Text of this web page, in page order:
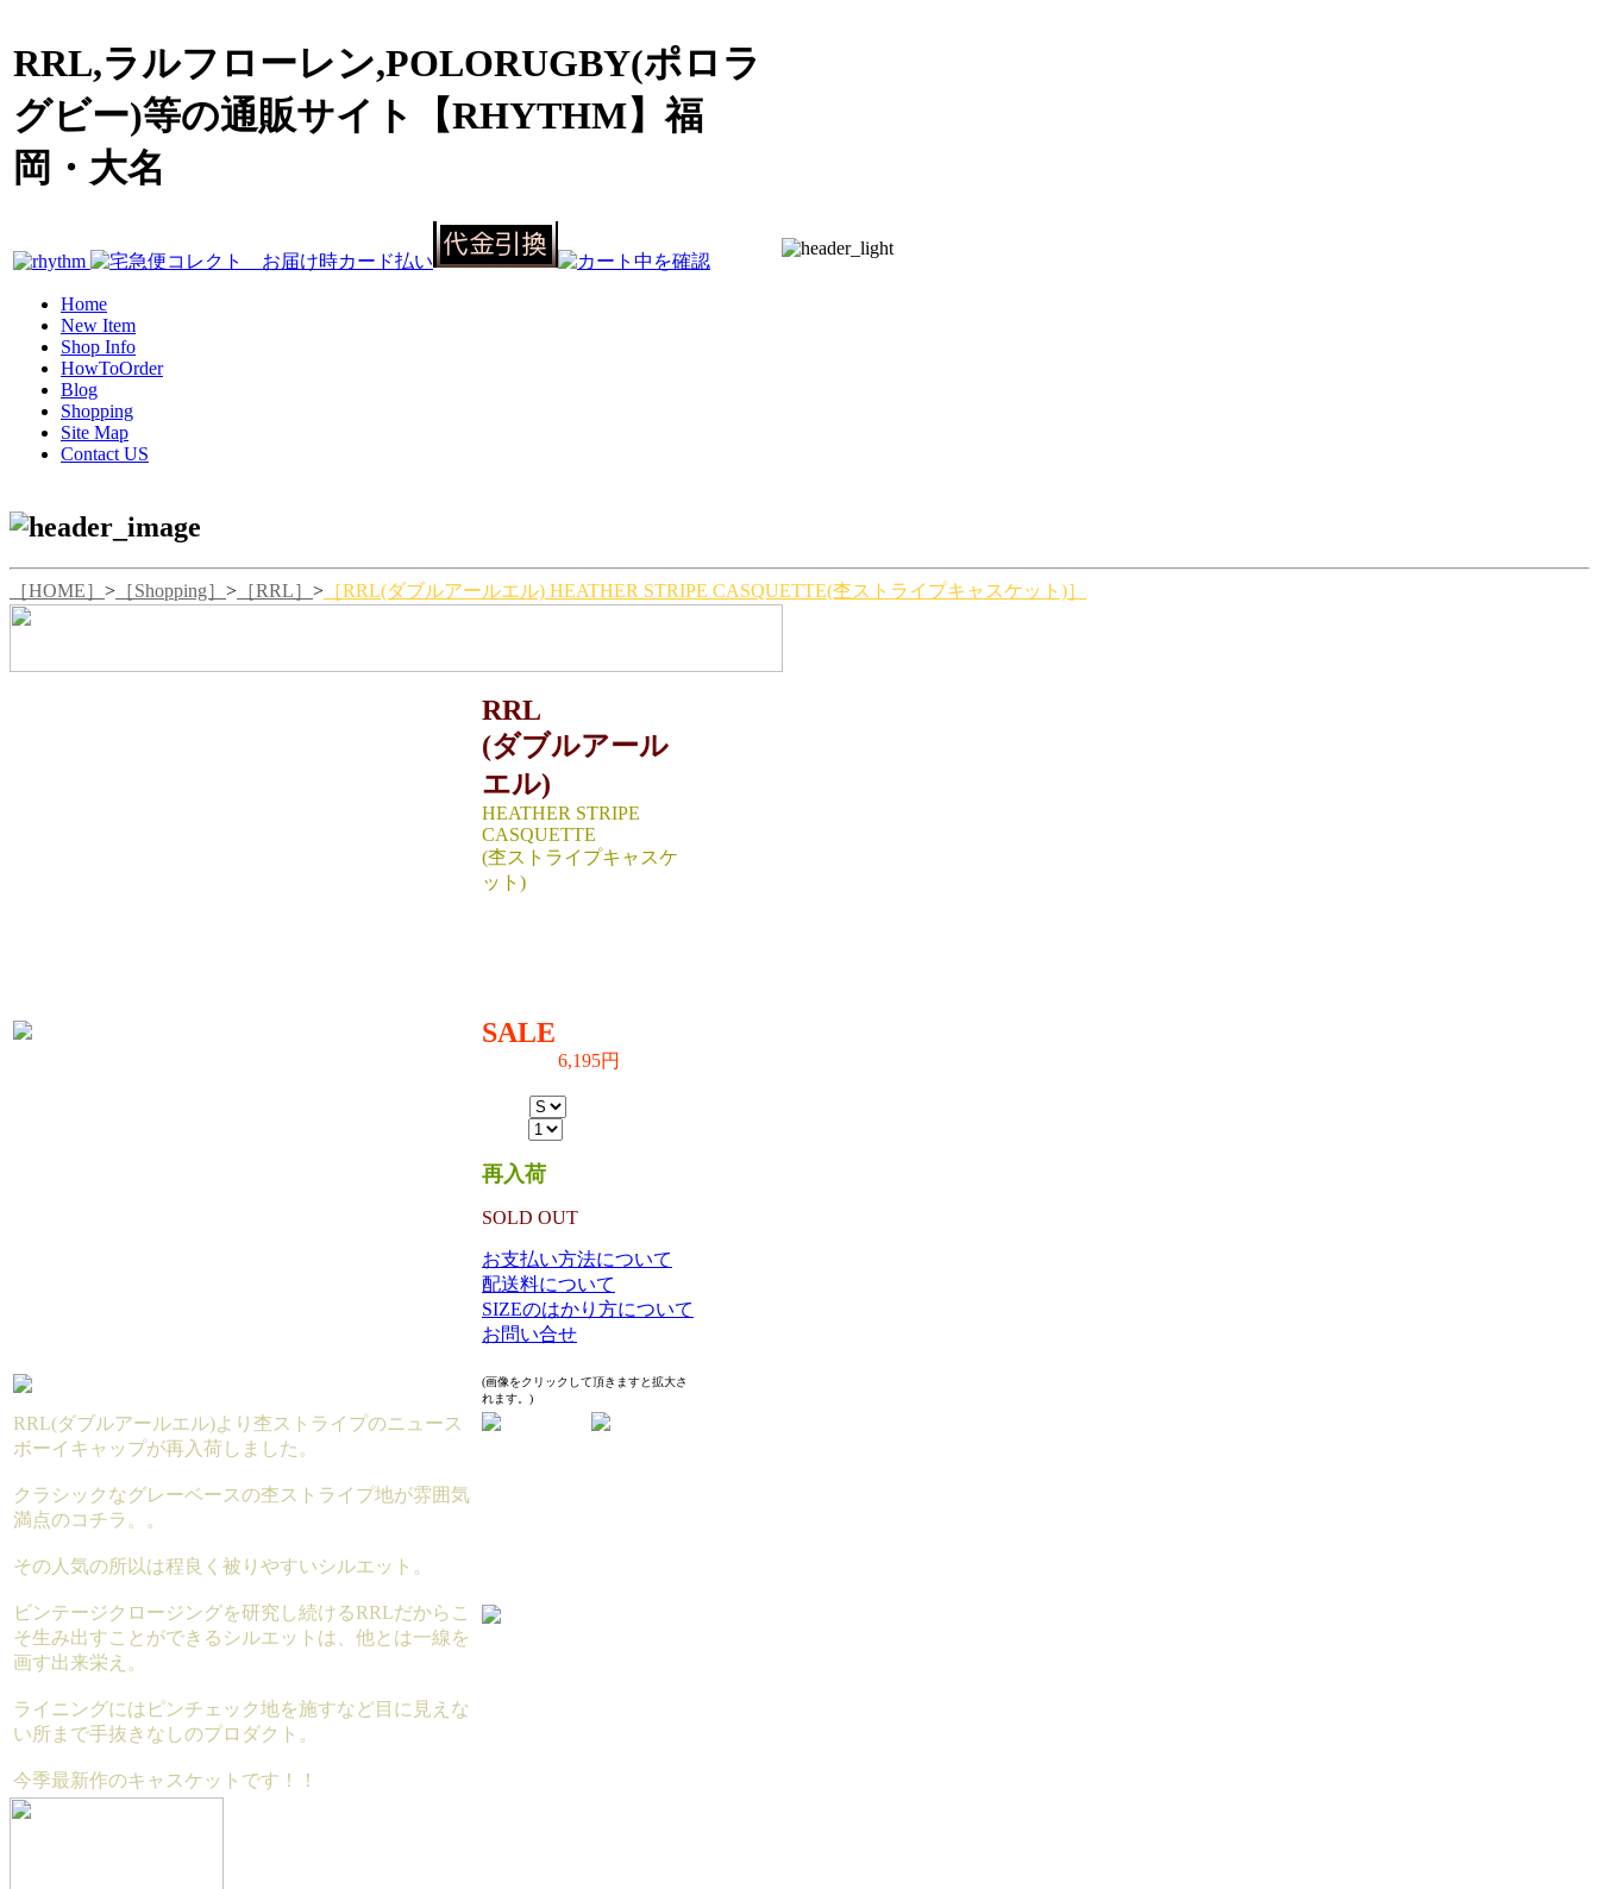
RRL,ラルフローレン,POLORUGBY(ポロラ
グビー)等の通販サイト【RHYTHM】福
岡・大名
Home
New Item
Shop Info
HowToOrder
Blog
Shopping
Site Map
Contact US
［HOME］ > ［Shopping］ > ［RRL］ > ［RRL(ダブルアールエル) HEATHER STRIPE CASQUETTE(杢ストライプキャスケット)］
RRL
(ダブルアール
エル)
HEATHER STRIPE
CASQUETTE
(杢ストライプキャスケ
ット)
SALE
6,195円
再入荷
SOLD OUT
お支払い方法について
配送料について
SIZEのはかり方について
お問い合せ
(画像をクリックして頂きますと拡大さ
れます。)
RRL(ダブルアールエル)より杢ストライプのニュース
ボーイキャップが再入荷しました。
クラシックなグレーベースの杢ストライプ地が雰囲気
満点のコチラ。。
その人気の所以は程良く被りやすいシルエット。
ビンテージクロージングを研究し続けるRRLだからこ
そ生み出すことができるシルエットは、他とは一線を
画す出来栄え。
ライニングにはピンチェック地を施すなど目に見えな
い所まで手抜きなしのプロダクト。
今季最新作のキャスケットです！！